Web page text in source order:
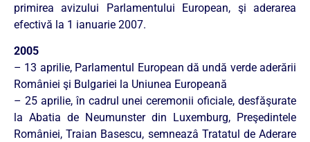
primirea avizului Parlamentului European, şi aderarea
efectivă la 1 ianuarie 2007.
2005
– 13 aprilie, Parlamentul European dă undă verde aderării
României şi Bulgariei la Uniunea Europeană
– 25 aprilie, în cadrul unei ceremonii oficiale, desfăşurate
la Abatia de Neumunster din Luxemburg, Preşedintele
României, Traian Basescu, semneazâ Tratatul de Aderare